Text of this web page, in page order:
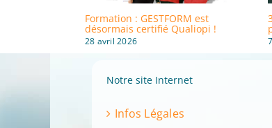
Formation : GESTFORM est
désormais certifié Qualiopi !
28 avril 2026
Notre site Internet
Infos Légales